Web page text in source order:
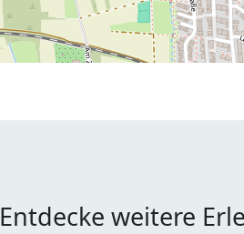
Entdecke weitere